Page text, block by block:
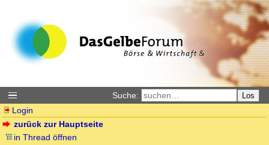
Suche: Los
Login
zurück zur Hauptseite
in Thread öffnen